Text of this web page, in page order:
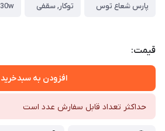
پارس شعاع توس
توکار, سقفی
30w
قیمت:
افزودن به سبدخرید
حداکثر تعداد قابل سفارش عدد است